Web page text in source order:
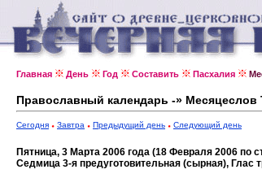
Главная День Год Составить Пасхалия
Православный календарь -» Месяцеслов
Сегодня Завтра Предыдущий день Следующий день
Пятница, 3 Марта 2006 года (18 Февраля 2006 по
Седмица 3-я предуготовительная (сырная), Глас